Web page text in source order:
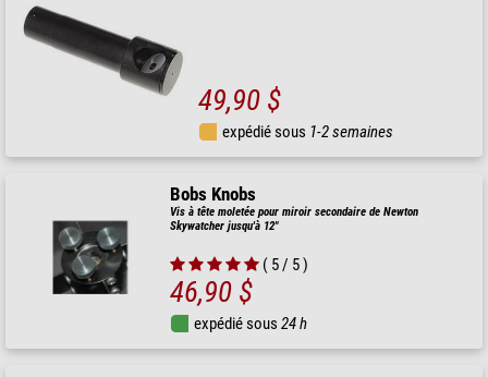
49,90 $
expédié sous 1-2 semaines
Bobs Knobs
Vis à tête moletée pour miroir secondaire de Newton
Skywatcher jusqu'à 12"
( 5 / 5 )
46,90 $
expédié sous 24 h